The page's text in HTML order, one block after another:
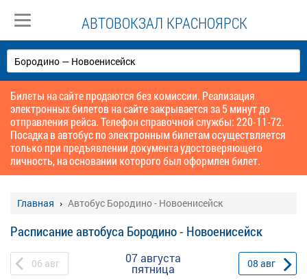
АВТОВОКЗАЛ КРАСНОЯРСК
Билеты на сайте продаются без комиссии. Реализация
электронных билетов на сайте закрывается за 5 минут до
отправления рейса. Телефон справочной службы: 220-11-72.
Посадка в автобус по электронным билетам осуществляется
только при предъявлении документа удостоверяющего
личность, на основании которого был оформлен билет.
Главная Автобус Бородино - Новоенисейск
Расписание автобуса Бородино - Новоенисейск
06 авг 07 августа
пятница 08 авг